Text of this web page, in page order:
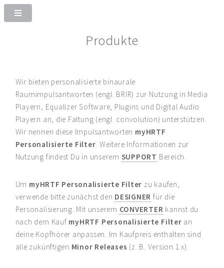
Produkte
Wir bieten personalisierte binaurale
Raumimpulsantworten (engl. BRIR) zur Nutzung in Media
Playern, Equalizer Software, Plugins und Digital Audio
Playern an, die Faltung (engl. convolution) unterstützen.
Wir nennen diese Impulsantworten myHRTF
Personalisierte Filter . Weitere Informationen zur
Nutzung findest Du in unserem SUPPORT Bereich.
Um myHRTF Personalisierte Filter zu kaufen,
verwende bitte zunächst den DESIGNER für die
Personalisierung. Mit unserem CONVERTER kannst du
nach dem Kauf myHRTF Personalisierte Filter an
deine Kopfhörer anpassen. Im Kaufpreis enthalten sind
alle zukünftigen Minor Releases (z. B. Version 1.x).